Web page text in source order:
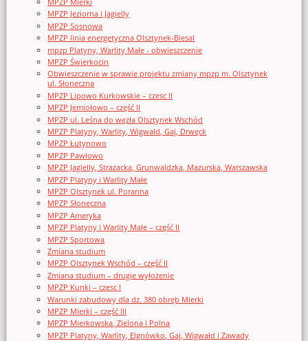
MPZP Jeziorna i Jagielly
MPZP Sosnowa
MPZP linia energetyczna Olsztynek-Biesal
mpzp Platyny, Warlity Małe - obwieszczenie
MPZP Świerkocin
Obwieszczenie w sprawie projektu zmiany mpzp m. Olsztynek
ul. Słoneczna
MPZP Lipowo Kurkowskie – czesc II
MPZP Jemiołowo – część II
MPZP ul. Leśna do węzła Olsztynek Wschód
MPZP Platyny, Warlity, Wigwałd, Gaj, Drwęck
MPZP Łutynowo
MPZP Pawłowo
MPZP Jagielly, Strazacka, Grunwaldzka, Mazurska, Warszawska
MPZP Platyny i Warlity Małe
MPZP Olsztynek ul. Poranna
MPZP Słoneczna
MPZP Ameryka
MPZP Platyny i Warlity Małe – część II
MPZP Sportowa
Zmiana studium
MPZP Olsztynek Wschód – część II
Zmiana studium – drugie wyłożenie
MPZP Kunki – czesc I
Warunki zabudowy dla dz. 380 obręb Mierki
MPZP Mierki – część III
MPZP Mierkowska, Zielona i Polna
MPZP Platyny, Warlity, Elgnówko, Gaj, Wigwałd i Zawady